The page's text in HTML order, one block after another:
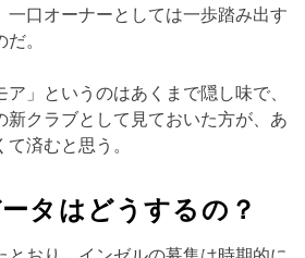
一口オーナーとしては一歩踏み出す
。
」というのはあくまで隠し味で、
新クラブとして見ておいた方が、あ
済むと思う。
タはどうするの？